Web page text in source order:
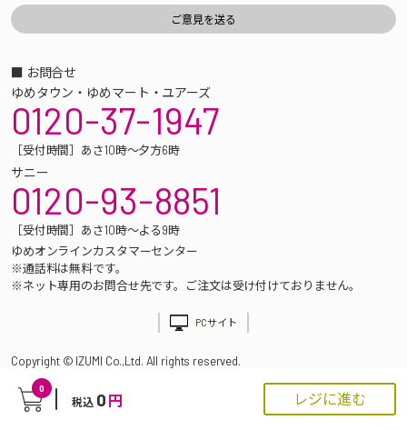
0
税込 0 円 レジに進む
■ お問合せ
ゆめタウン・ゆめマート・ユアーズ
0120-37-1947
［受付時間］あさ10時～夕方6時
サニー
0120-93-8851
［受付時間］あさ10時～よる9時
ゆめオンラインカスタマーセンター
※通話料は無料です。
※ネット専用のお問合せ先です。ご注文は受け付けておりません。
PCサイト
Copyright © IZUMI Co.,Ltd. All rights reserved.